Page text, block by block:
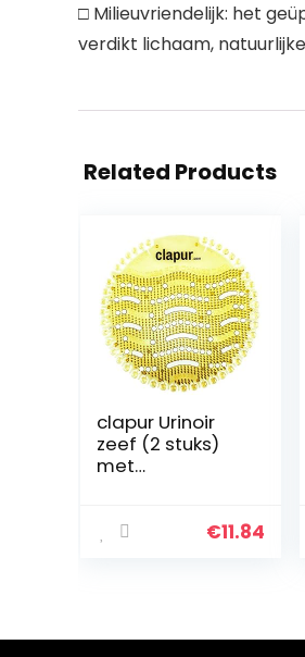
□ Milieuvriendelijk: het
verdikt lichaam,
Related Products
clapur Urinoir
zeef (2 stuks)
met
spatbeschermin
€11.84